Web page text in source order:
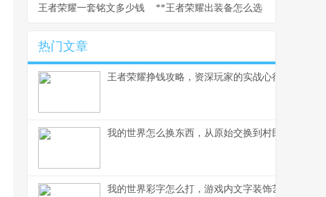
王者荣耀一套铭文多少钱，副标题：老玩家的精打细算与情怀回响
**王者荣耀出装备怎么选，资深玩家的
热门文章
王者荣耀挣钱攻略，资深玩家的实战心得分享
我的世界怎么换东西，从原始交换到村民交易全解
我的世界彩字怎么打，游戏内文字装饰艺术指南